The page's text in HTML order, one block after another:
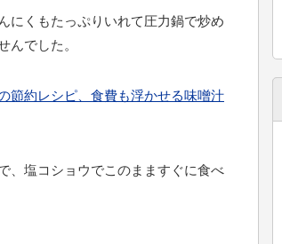
にくもたっぷりいれて圧力鍋で炒め
んでした。
節約レシピ、食費も浮かせる味噌汁
、塩コショウでこのまますぐに食べ